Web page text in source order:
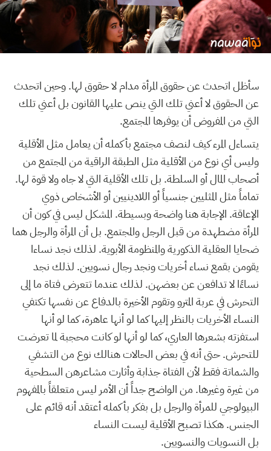
سأظل اتحدث عن حقوق المرأة مدام لا حقوق لها. وحين اتحدث
عن الحقوق لا أعني تلك التي ينص عليها القانون بل أعني تلك
التي من المفروض أن يوفرها المجتمع.
يتساءل المرء كيف لنصف مجتمع بأكمله أن يعامل مثل الأقلية
وليس أي نوع من الأقلية مثل الطبقة الراقية من المجتمع من
أصحاب المال أو السلطة. بل تلك الأقلية التي لا جاه ولا قوة لها.
تماماً مثل المثليين جنسياً أو اللادينيين أو الأشخاص ذوي
الإعاقة. الإجابة هنا واضحة وبسيطة. المشكل ليس في كون أن
المرأة مضطهدة من قبل الرجل والمجتمع. بل أن المرأة والرجل هما
ضحايا العقلية الذكورية والمنظومة الأبوية. لذلك نجد نساءا
يقومن بقمع نساء أخريات ونجد رجال نسويين. لذلك نجد
نساءًا لا تدافعن عن بعضهن. لذلك عندما تتعرض فتاة ما إلى
التحرش في عربة المترو وتقوم الأخيرة بالدفاع عن نفسها تكتفي
النساء الأخريات بالنظر إليها كما لو أنها عاهرة، كما لو أنها
استفزته بشعرها العاري، كما لو أنها لو كانت محجبة لما تعرضت
للتحرش. حتى أنه في بعض الحالات هنالك نوع من التشفي
والشماتة فقط لأن الفتاة جذابة وأثارت مشاعرهن السطحية
من غيرة وغيرها. من الواضح جداً أن الأمر ليس متعلقاً بالمفهوم
البيولوجي للمرأة والرجل بل بفكر بأكمله أعتقد أنه قائم على
الجنس. هكذا تصبح الأقلية ليست النساء
بل النسويات والنسويين.